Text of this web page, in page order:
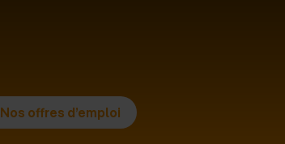
Nos offres d’emploi